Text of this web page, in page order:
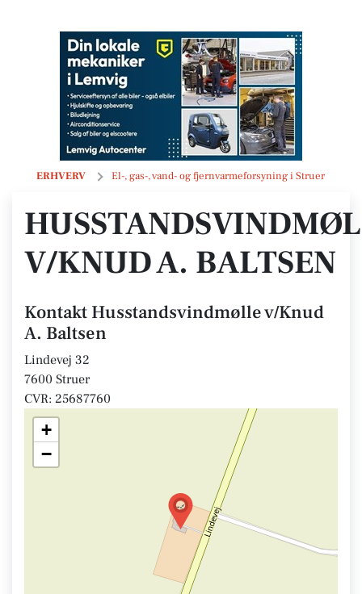
ERHVERV El-, gas-, vand- og fjernvarmeforsyning i Struer
Husstandsvindmølle v/Knud A. Baltsen
V/KNUD A. BALTSEN
Kontakt Husstandsvindmølle v/Knud
A. Baltsen
Lindevej 32
7600 Struer
CVR: 25687760
+
−